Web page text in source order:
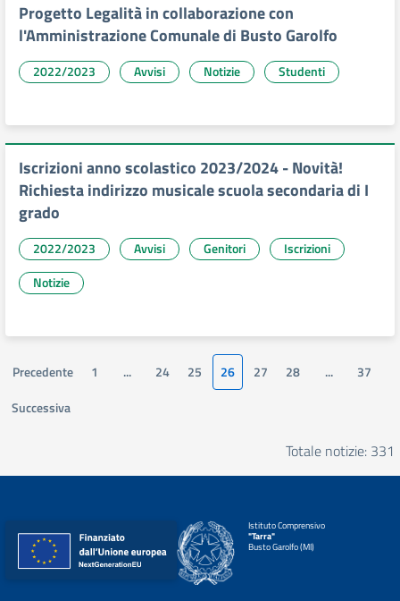
Progetto Legalità in collaborazione con
l'Amministrazione Comunale di Busto Garolfo
2022/2023 Avvisi Notizie Studenti
Iscrizioni anno scolastico 2023/2024 - Novità!
Richiesta indirizzo musicale scuola secondaria di I
grado
2022/2023 Avvisi Genitori
Iscrizioni
Notizie
Precedente 1 ... 24 25 26 27 28 ...
37
Successiva
Totale notizie: 331
Istituto Comprensivo
"Tarra"
Busto Garolfo (MI)